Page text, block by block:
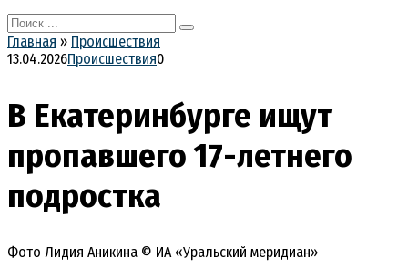
Search
for:
Главная » Происшествия
13.04.2026Происшествия0
В Екатеринбурге ищут
пропавшего 17-летнего
подростка
Фото Лидия Аникина © ИА «Уральский меридиан»